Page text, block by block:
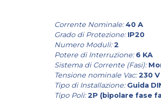
Corrente Nominale: 40 A
Grado di Protezione: IP20
Numero Moduli: 2
Potere di Interruzione: 6 KA
Sistema di Corrente (Fasi):
Tensione nominale Vac: 230 V
Tipo di Installazione: Guida
Tipo Poli: 2P (bipolare fase